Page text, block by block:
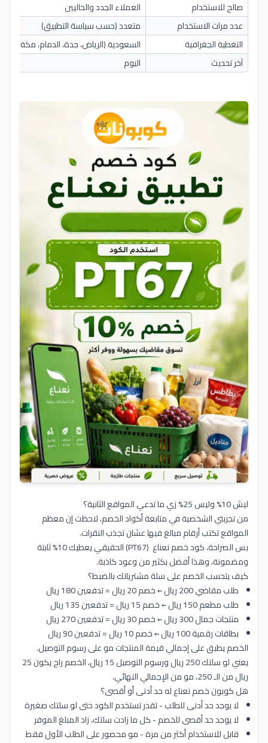
صالح للاستخدام
العملاء الجدد والحاليين
عدد مرات الاستخدام
متعدد (حسب سياسة التطبيق)
التغطية الجغرافية
السعودية (الرياض، جدة، الدمام، مكة)
آخر تحديث
اليوم
ليش 10% وليس 25% زي ما تدعي المواقع الثانية؟
من تجربتي الشخصية في متابعة أكواد الخصم، لاحظت إن معظم
المواقع تكتب أرقام مبالغ فيها عشان تجذب النقرات.
بس الصراحة، كود خصم نعناع (PT67) الحقيقي يعطيك 10% ثابتة
ومضمونة، وهذا أفضل بكثير من وعود كاذبة.
كيف يتحسب الخصم على سلة مشترياتك بالضبط؟
طلب مقاضي 200 ريال ← خصم 20 ريال = تدفعين 180 ريال
طلب مطعم 150 ريال ← خصم 15 ريال = تدفعين 135 ريال
منتجات جمال 300 ريال ← خصم 30 ريال = تدفعين 270 ريال
بطاقات رقمية 100 ريال ← خصم 10 ريال = تدفعين 90 ريال
الخصم يطبق على إجمالي قيمة المنتجات مو على رسوم التوصيل.
يعني لو سلتك 250 ريال ورسوم التوصيل 15 ريال، الخصم راح يكون 25
ريال من الـ 250، مو من الإجمالي النهائي.
هل كوبون خصم نعناع له حد أدنى أو أقصى؟
لا يوجد حد أدنى للطلب - تقدر تستخدم الكود حتى لو سلتك صغيرة
لا يوجد حد أقصى للخصم - كل ما زادت سلتك، زاد المبلغ الموفر
قابل للاستخدام أكثر من مرة - مو محصور على الطلب الأول فقط